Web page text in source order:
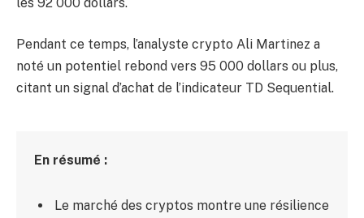
Pendant ce temps, l’analyste crypto Ali Martinez a
noté un potentiel rebond vers 95 000 dollars ou plus,
citant un signal d’achat de l’indicateur TD Sequential.
En résumé :
Le marché des cryptos montre une résilience